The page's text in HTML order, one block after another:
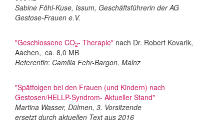
Sabine Föhl-Kuse, Issum, Geschäftsführerin der AG
Gestose-Frauen e.V.
"Geschlossene CO2- Therapie" nach Dr. Robert Kovarik,
Aachen, ca. 8,0 MB
Referentin: Camilla Fehr-Bargon, Mainz
"Spätfolgen bei den Frauen (und Kindern) nach
Gestosen/HELLP-Syndrom- Aktueller Stand"
Martina Wasser, Dülmen, 3. Vorsitzende
ersetzt durch aktuellen Text aus 2016